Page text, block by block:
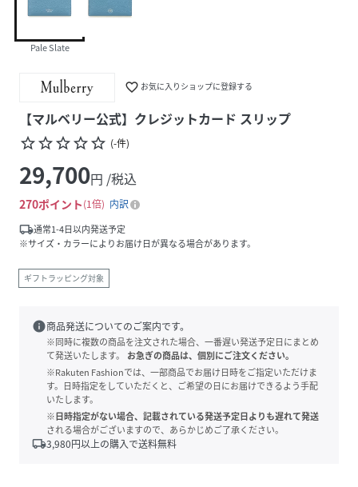
Pale Slate
favorite_border お気に入りショップに登録する
【マルベリー公式】クレジットカード スリップ
star_borderstar_borderstar_borderstar_borderstar_border (-件)
29,700円 /税込
270ポイント 1倍
内訳
local_shipping通常1-4日以内発送予定
※サイズ・カラーによりお届け日が異なる場合があります。
ギフトラッピング対象
info商品発送についてのご案内です。
※同時に複数の商品を注文された場合、一番遅い発送予定日にまとめ
て発送いたします。
お急ぎの商品は、個別にご注文ください。
※Rakuten Fashionでは、一部商品でお届け日時をご指定いただけま
す。日時指定をしていただくと、ご希望の日にお届けできるよう手配
いたします。
※日時指定がない場合、記載されている発送予定日よりも遅れて発送
される場合がございますので、あらかじめご了承ください。
local_shipping3,980円以上の購入で送料無料